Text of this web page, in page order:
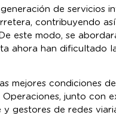
de servicios
contribuyendo
este modo, se
ahora han dificultado
mejores condiciones
junto con
y gestores de redes